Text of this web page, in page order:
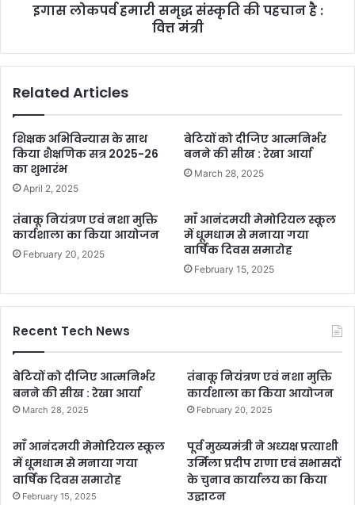
इगास लोकपर्व हमारी समृद्ध संस्कृति की पहचान है :
वित्त मंत्री
Related Articles
शिक्षक अभिविन्यास के साथ
किया शैक्षणिक सत्र 2025-26
का शुभारंभ
April 2, 2025
बेटियों को दीजिए आत्मनिर्भर
बनने की सीख : रेखा आर्या
March 28, 2025
तंबाकू नियंत्रण एवं नशा मुक्ति
कार्यशाला का किया आयोजन
February 20, 2025
माँ आनंदमयी मेमोरियल स्कूल
में धूमधाम से मनाया गया
वार्षिक दिवस समारोह
February 15, 2025
Recent Tech News
बेटियों को दीजिए आत्मनिर्भर
बनने की सीख : रेखा आर्या
March 28, 2025
तंबाकू नियंत्रण एवं नशा मुक्ति
कार्यशाला का किया आयोजन
February 20, 2025
माँ आनंदमयी मेमोरियल स्कूल
में धूमधाम से मनाया गया
वार्षिक दिवस समारोह
February 15, 2025
पूर्व मुख्यमंत्री ने अध्यक्ष प्रत्याशी
उर्मिला प्रदीप राणा एवं सभासदों
के चुनाव कार्यालय का किया
उद्घाटन